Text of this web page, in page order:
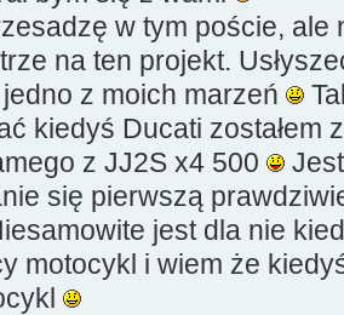
w tym poście, ale
na ten projekt.
jedno z moich marzeń
kiedyś Ducati zostałem
z JJ2S x4 500
się pierwszą
jest dla nie
motocykl i wiem że